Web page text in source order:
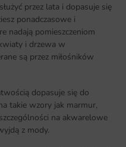
przez lata i dopasuje się
ponadczasowe i
nadają pomieszczeniom
i drzewa w
są przez miłośników
dopasuje się do
takie wzory jak marmur,
na akwarelowe
z mody.